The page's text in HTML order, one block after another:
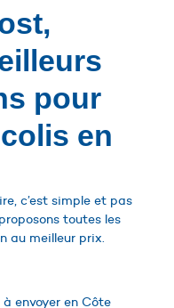
pour
en
c’est simple et pas
toutes les
au meilleur prix.
envoyer en Côte